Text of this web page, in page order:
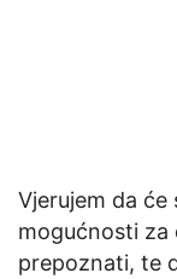
Vjerujem da će
mogućnosti za
prepoznati, te